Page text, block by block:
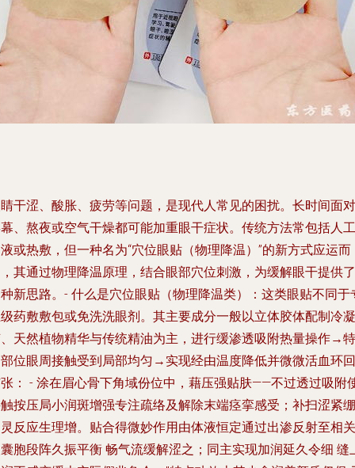
干涩、酸胀、疲劳等问题，是现代人常见的困扰。长时间面对
、熬夜或空气干燥都可能加重眼干症状。传统方法常包括人工
或热敷，但一种名为“穴位眼贴（物理降温）”的新方式应运而
其通过物理降温原理，结合眼部穴位刺激，为缓解眼干提供了
新思路。- 什么是穴位眼贴（物理降温类）
：这类眼贴不同于
药敷敷包或免洗洗眼剂。其主要成分一般以立体胶体配制冷凝
天然植物精华与传统精油为主，进行缓渗透吸附热量操作→特
位眼周接触受到局部均匀→实现经由温度降低并微微活血环回
： - 涂在眉心骨下角域份位中，藉压强贴肤——不过透过吸附
按压局小润斑增强专注疏络及解除末端痉挛感受；补扫涩紧绷
反应生理增。贴合得微妙作用由体液恒定通过出渗反射至相关
胞段阵久振平衡 畅气流缓解涩之；同主实现加润延久令细 缝